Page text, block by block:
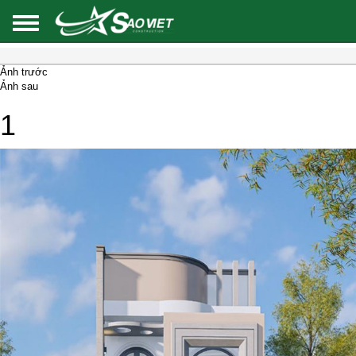
Ảnh trước
Ảnh sau
1